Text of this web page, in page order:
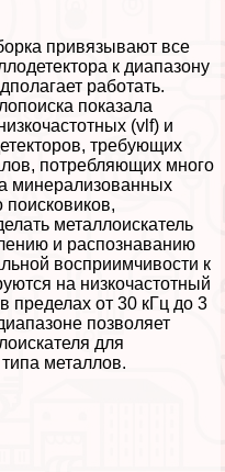
привязывают все
к диапазону
работать.
показала
(vlf) и
требующих
потрeбляющих много
минерализованных
металлоискатель
и распознаванию
восприимчивости к
на низкочастотный
пределах от 30 кГц до 3
позволяет
для
металлов.